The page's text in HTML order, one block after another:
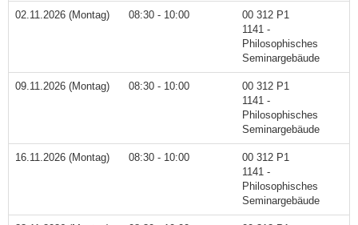
02.11.2026 (Montag) 08:30 - 10:00
00 312 P1
1141 -
Philosophisches
Seminargebäude
09.11.2026 (Montag) 08:30 - 10:00
00 312 P1
1141 -
Philosophisches
Seminargebäude
16.11.2026 (Montag) 08:30 - 10:00
00 312 P1
1141 -
Philosophisches
Seminargebäude